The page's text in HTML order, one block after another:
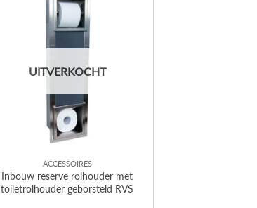
UITVERKOCHT
ACCESSOIRES
Inbouw reserve rolhouder met
toiletrolhouder geborsteld RVS